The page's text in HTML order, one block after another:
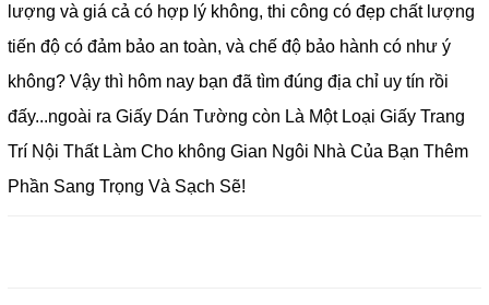
lượng và giá cả có hợp lý không, thi công có đẹp chất lượng
tiến độ có đảm bảo an toàn, và chế độ bảo hành có như ý
không? Vậy thì hôm nay bạn đã tìm đúng địa chỉ uy tín rồi
đấy...ngoài ra Giấy Dán Tường còn Là Một Loại Giấy Trang
Trí Nội Thất Làm Cho không Gian Ngôi Nhà Của Bạn Thêm
Phần Sang Trọng Và Sạch Sẽ!